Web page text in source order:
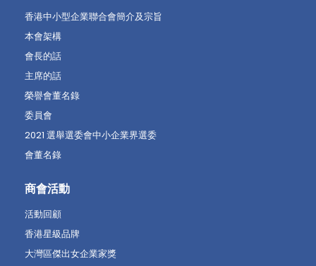
香港中小型企業聯合會簡介及宗旨
本會架構
會長的話
主席的話
榮譽會董名錄
委員會
2021 選舉選委會中小企業界選委
會董名錄
商會活動
活動回顧
香港星級品牌
大灣區傑出女企業家獎